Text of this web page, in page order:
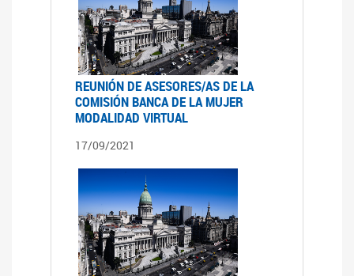
REUNIÓN DE ASESORES/AS DE LA
COMISIÓN BANCA DE LA MUJER
MODALIDAD VIRTUAL
17/09/2021